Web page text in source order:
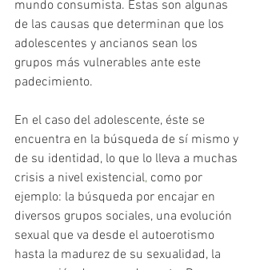
mundo consumista. Estas son algunas
de las causas que determinan que los
adolescentes y ancianos sean los
grupos más vulnerables ante este
padecimiento.
En el caso del adolescente, éste se
encuentra en la búsqueda de sí mismo y
de su identidad, lo que lo lleva a muchas
crisis a nivel existencial, como por
ejemplo: la búsqueda por encajar en
diversos grupos sociales, una evolución
sexual que va desde el autoerotismo
hasta la madurez de su sexualidad, la